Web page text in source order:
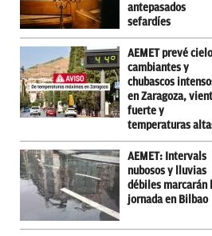
antepasados
sefardíes
AEMET prevé
cambiantes y
chubascos
en Zaragoza,
fuerte y
temperaturas
AEMET: Intervals
nubosos y lluvias
débiles marcarán
jornada en Bilbao